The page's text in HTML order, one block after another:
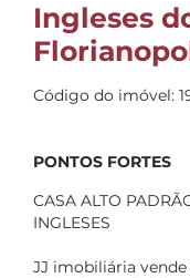
Ingleses
Código do imóvel:
PONTOS FORTES
CASA ALTO
INGLESES
JJ imobiliária